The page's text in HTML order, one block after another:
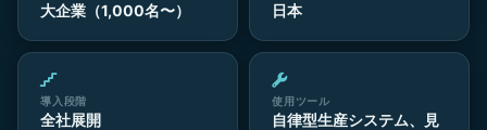
大企業（1,000名〜） 日本
導入段階
全社展開
使用ツール
自律型生産システム、見